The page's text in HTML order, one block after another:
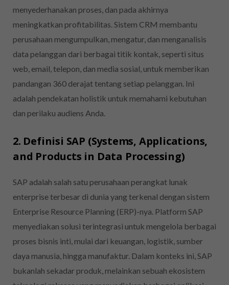
menyederhanakan proses, dan pada akhirnya
meningkatkan profitabilitas. Sistem CRM membantu
perusahaan mengumpulkan, mengatur, dan menganalisis
data pelanggan dari berbagai titik kontak, seperti situs
web, email, telepon, dan media sosial, untuk memberikan
pandangan 360 derajat tentang setiap pelanggan. Ini
adalah pendekatan holistik untuk memahami kebutuhan
dan perilaku audiens Anda.
2. Definisi SAP (Systems, Applications,
and Products in Data Processing)
SAP adalah salah satu perusahaan perangkat lunak
enterprise terbesar di dunia yang terkenal dengan sistem
Enterprise Resource Planning (ERP)-nya. Platform SAP
menyediakan solusi terintegrasi untuk mengelola berbagai
proses bisnis inti, mulai dari keuangan, logistik, sumber
daya manusia, hingga manufaktur. Dalam konteks ini, SAP
bukanlah sekadar produk, melainkan sebuah ekosistem